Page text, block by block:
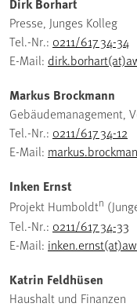
Dirk Borhart
Presse, Junges Kolleg
Tel.-Nr.: 0211/617 34-34
E-Mail:
Markus Brockmann
Gebäudemanagement,
Tel.-Nr.: 0211/617 34-12
E-Mail:
Inken Ernst
Projekt Humboldtn
Tel.-Nr.: 0211/617 34-33
E-Mail:
Katrin Feldhüsen
Haushalt und Finanzen